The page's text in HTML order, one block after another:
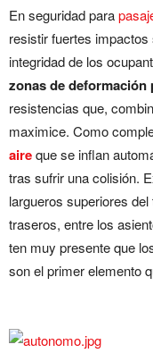
En seguridad para
resistir fuertes
integridad de los
zonas de deformación
resistencias que,
maximice. Como
aireque se inflan
tras sufrir una colisión.
largueros superiores
traseros, entre los
ten muy presente que
son el primer elemento